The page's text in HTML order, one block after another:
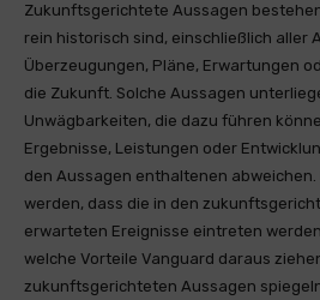
Zukunftsgerichtete Aussagen
rein historisch sind, einschließlich aller
Überzeugungen, Pläne, Erwartungen
die Zukunft. Solche Aussagen
Unwägbarkeiten, die dazu führen
Ergebnisse, Leistungen oder
den Aussagen enthaltenen
werden, dass die in den
erwarteten Ereignisse eintreten
welche Vorteile Vanguard daraus
zukunftsgerichteten Aussagen